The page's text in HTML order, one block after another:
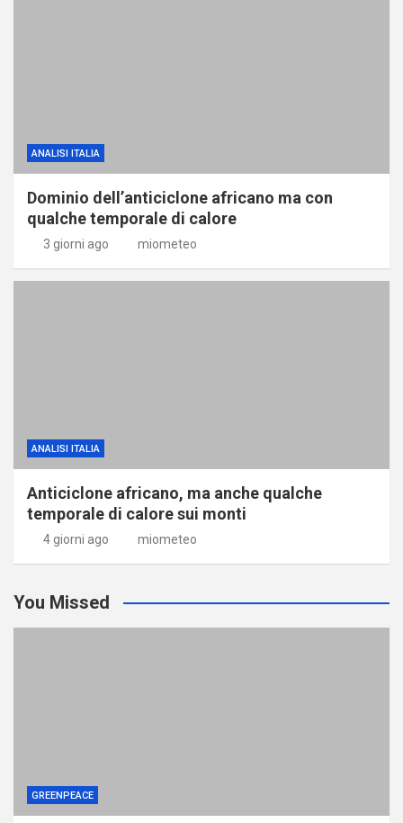
ANALISI ITALIA
Dominio dell’anticiclone africano ma con
qualche temporale di calore
3 giorni ago miometeo
ANALISI ITALIA
Anticiclone africano, ma anche qualche
temporale di calore sui monti
4 giorni ago miometeo
You Missed
GREENPEACE